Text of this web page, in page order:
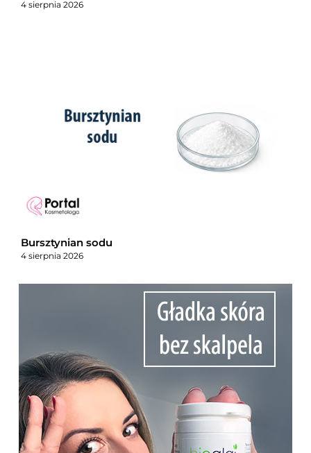
4 sierpnia 2026
Bursztynian sodu
4 sierpnia 2026